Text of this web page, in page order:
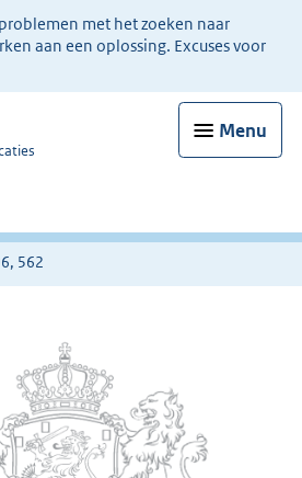
met het zoeken naar
aan een oplossing. Excuses voor
Menu
562